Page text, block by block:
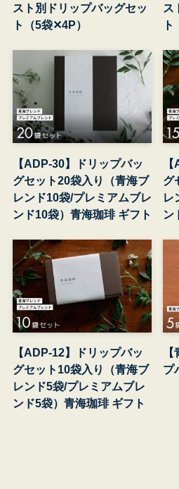
スト別ドリップバッグセッ
ト（5袋✕4P）
ス
【ADP-30】ドリップバッ
グセット20袋入り（青海ブ
レンド10袋/プレミアムブレ
ンド10袋）青海珈琲 ギフト
グ
レ
ン
【ADP-12】ドリップバッ
グセット10袋入り（青海ブ
レンド5袋/プレミアムブレ
ンド5袋）青海珈琲 ギフト
プ